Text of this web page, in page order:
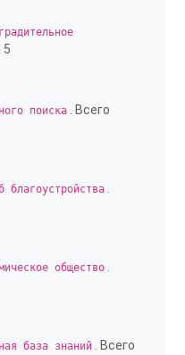
5
поиска . Всего
благоустройства
общество
база знаний . Всего